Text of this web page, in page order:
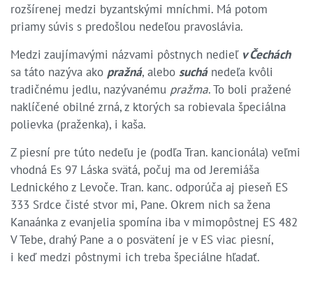
rozšírenej medzi byzantskými mníchmi. Má potom
priamy súvis s predošlou nedeľou pravoslávia.
Medzi zaujímavými názvami pôstnych nedieľ v Čechách
sa táto nazýva ako pražná, alebo suchánedeľa kvôli
tradičnému jedlu, nazývanému pražma. To boli pražené
naklíčené obilné zrná, z ktorých sa robievala špeciálna
polievka (praženka), i kaša.
Z piesní pre túto nedeľu je (podľa Tran. kancionála) veľmi
vhodná Es 97 Láska svätá, počuj ma od Jeremiáša
Lednického z Levoče. Tran. kanc. odporúča aj pieseň ES
333 Srdce čisté stvor mi, Pane. Okrem nich sa žena
Kanaánka z evanjelia spomína iba v mimopôstnej ES 482
V Tebe, drahý Pane a o posvätení je v ES viac piesní,
i keď medzi pôstnymi ich treba špeciálne hľadať.